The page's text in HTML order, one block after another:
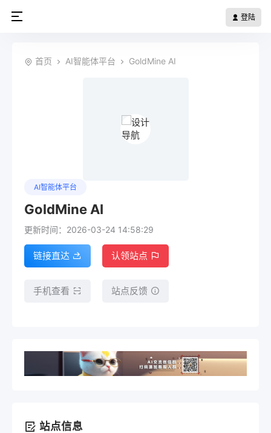
登陆
首页 AI智能体平台 GoldMine AI
AI智能体平台
GoldMine AI
更新时间：2026-03-24 14:58:29
链接直达 认领站点
手机查看 站点反馈
站点信息